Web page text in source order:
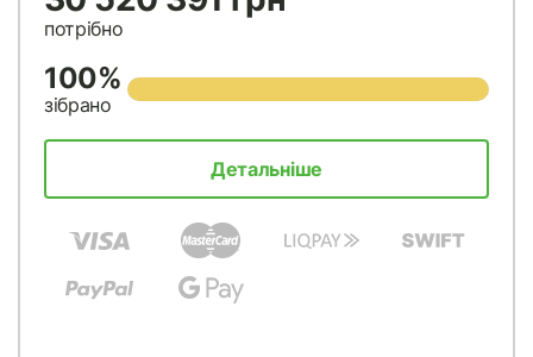
потрібно
100%
зібрано
Детальніше